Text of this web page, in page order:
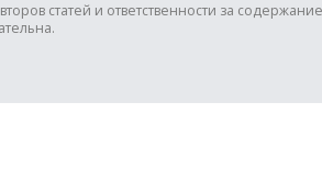
статей и ответственности за